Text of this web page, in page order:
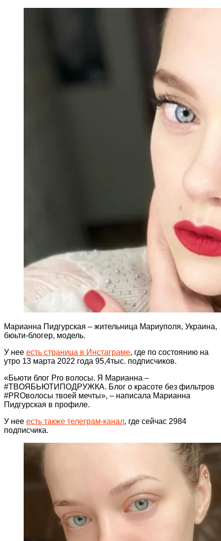
Марианна Пидгурская – жительница Мариуполя, Украина,
бюьти-блогер, модель.
У нее есть страница в Инстаграме, где по состоянию на
утро 13 марта 2022 года 95,4тыс. подписчиков.
«Бьюти блог Pro вoлocы. Я Марианна –
#ТВOЯБЬЮТИПOДPУЖКА. Блог о красоте без фильтров
#PROвoлocы твоей мечты», – написала Марианна
Пидгурская в профиле.
У нее есть также телеграм-канал, где сейчас 2984
подписчика.